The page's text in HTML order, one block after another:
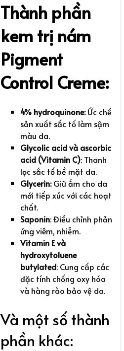
Thành phần
kem trị nám
Pigment
Control Creme:
4% hydroquinone:Ức chế
sản xuất sắc tố làm sậm
màu da.
Glycolic acid và ascorbic
acid (Vitamin C): Thanh
lọc sắc tố bề mặt da.
Glycerin:Giữ ẩm cho da
mới tiếp xúc với các hoạt
chất.
Saponin: Điều chỉnh phản
ứng viêm, nhiễm.
Vitamin E và
hydroxytoluene
butylated: Cung cấp các
đặc tính chống oxy hóa
và hàng rào bảo vệ da.
Và một số thành
phần khác: